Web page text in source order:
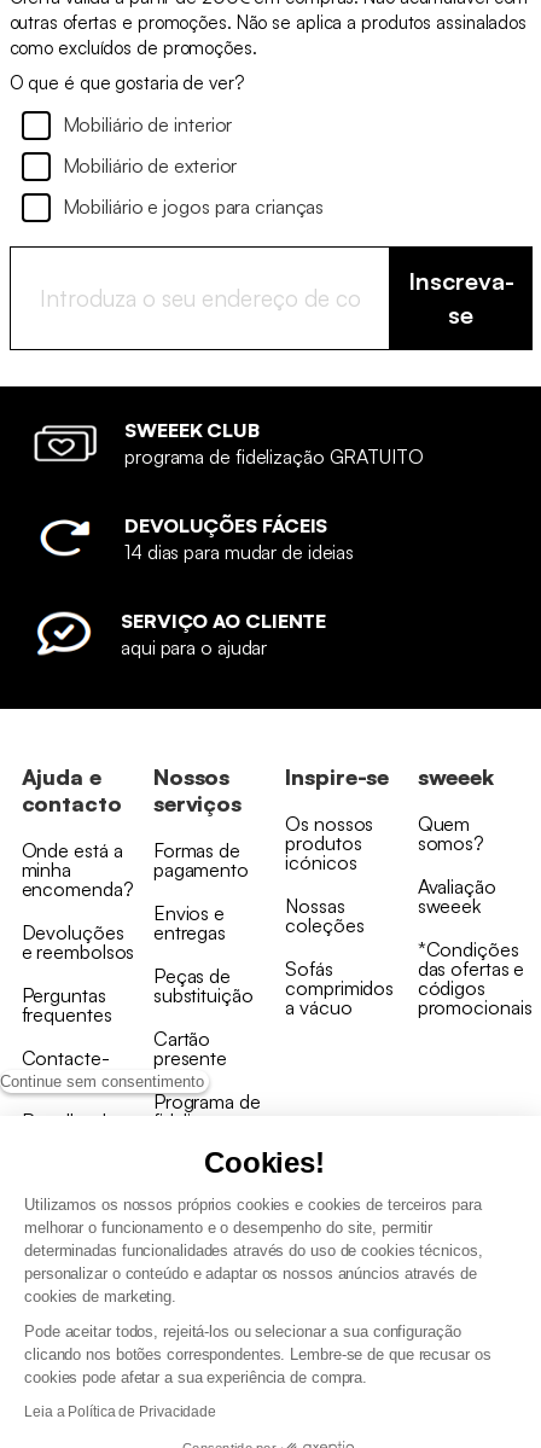
Continue sem consentimento
Cookies!
Utilizamos os nossos próprios cookies e cookies de terceiros para
melhorar o funcionamento e o desempenho do site, permitir
determinadas funcionalidades através do uso de cookies técnicos,
personalizar o conteúdo e adaptar os nossos anúncios através de
cookies de marketing.
Pode aceitar todos, rejeitá-los ou selecionar a sua configuração
clicando nos botões correspondentes. Lembre-se de que recusar os
cookies pode afetar a sua experiência de compra.
Leia a Política de Privacidade
outras ofertas e promoções. Não se aplica a produtos assinalados
como excluídos de promoções.
O que é que gostaria de ver?
Mobiliário de interior
Mobiliário de exterior
Mobiliário e jogos para crianças
Inscreva-
se
SWEEEK CLUB
programa de fidelização GRATUITO
DEVOLUÇÕES FÁCEIS
14 dias para mudar de ideias
SERVIÇO AO CLIENTE
aqui para o ajudar
Ajuda e
contacto
Onde está a
minha
encomenda?
Devoluções
e reembolsos
Perguntas
frequentes
Contacte-
nos
Recolha de
Nossos
serviços
Formas de
pagamento
Envios e
entregas
Peças de
substituição
Cartão
presente
Programa de
fidelizaçao
Inspire-se
Os nossos
produtos
icónicos
Nossas
coleções
Sofás
comprimidos
a vácuo
sweeek
Quem
somos?
Avaliação
sweeek
*Condições
das ofertas e
códigos
promocionais
Termos e Condições Gerais de Venda e Aviso Legal
Gestão de dados pessoais e política de cookies
Termos e condições gerais de venda pro
Declaração de Acessibilidade